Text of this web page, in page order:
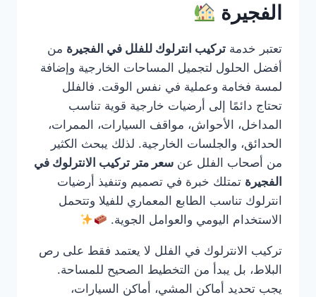
الفجيرة
تعتبر خدمة تركيب انترلوك للفلل في الفجيرة من
أفضل الحلول لتجميل المساحات الخارجية وإضافة
لمسة فخامة وعملية في نفس الوقت. فالفلل
تحتاج دائمًا إلى أرضيات خارجية قوية تناسب
المداخل، الأحواش، مواقف السيارات، الممرات،
الحدائق، والجلسات الخارجية. لذلك يبحث الكثير
من أصحاب الفلل عن سعر متر تركيب الانترلوك في
الفجيرة تمتلك خبرة في تصميم وتنفيذ أرضيات
انترلوك تناسب الطابع المعماري للفيلا وتتحمل
الاستخدام اليومي والعوامل الجوية.
تركيب الانترلوك في الفلل لا يعتمد فقط على رص
البلاط، بل يبدأ من التخطيط الصحيح للمساحة.
يجب تحديد أماكن المشي، أماكن السيارات،